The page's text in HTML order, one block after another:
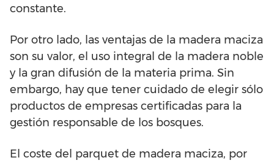
constante.
Por otro lado, las ventajas de la madera maciza
son su valor, el uso integral de la madera noble
y la gran difusión de la materia prima. Sin
embargo, hay que tener cuidado de elegir sólo
productos de empresas certificadas para la
gestión responsable de los bosques.
El coste del parquet de madera maciza, por